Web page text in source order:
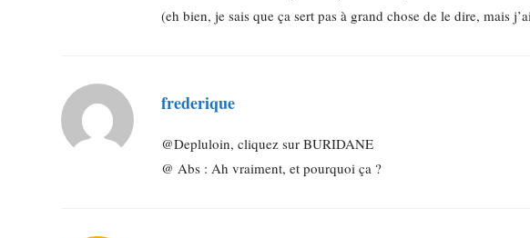
(eh bien, je sais que ça sert pas à grand chose de le dire, mais
frederique
@Depluloin, cliquez sur BURIDANE
@ Abs : Ah vraiment, et pourquoi ça ?